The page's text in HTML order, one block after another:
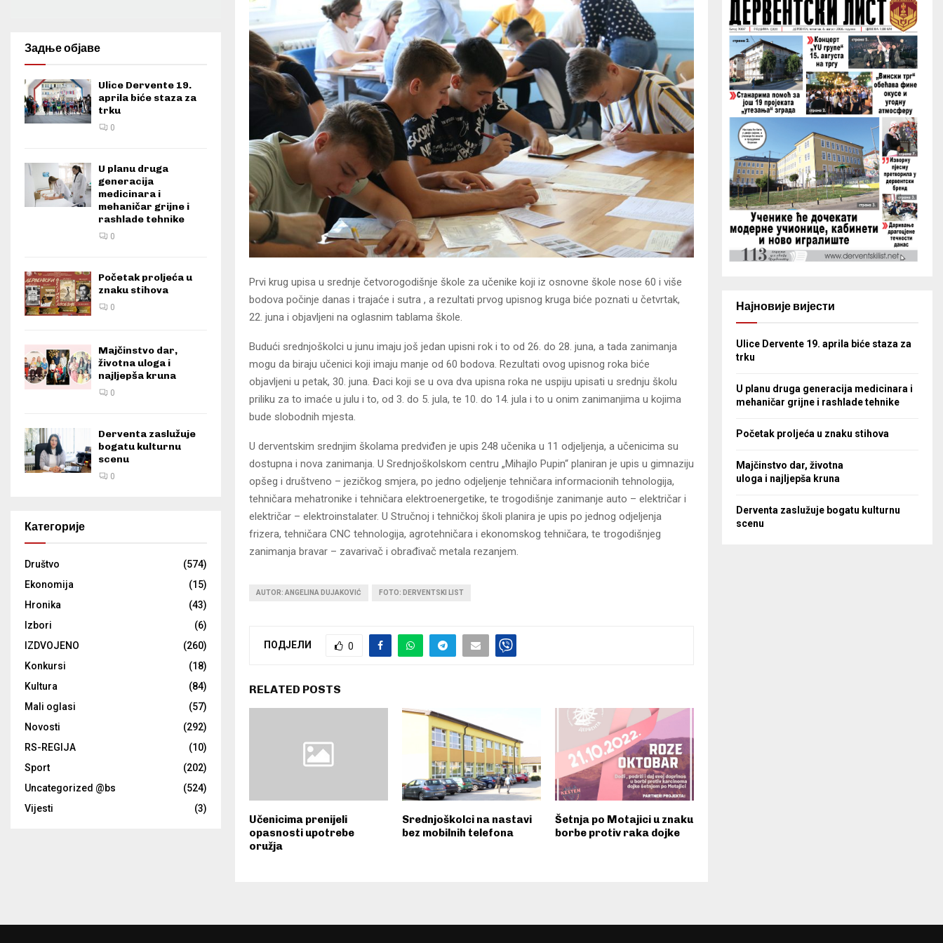
Prvi krug upisa u srednje četvorogodišnje škole za učenike koji iz osnovne škole nose 60 i više
bodova počinje danas i trajaće i sutra , a rezultati prvog upisnog kruga biće poznati u četvrtak,
22. juna i objavljeni na oglasnim tablama škole.
Budući srednjoškolci u junu imaju još jedan upisni rok i to od 26. do 28. juna, a tada zanimanja
mogu da biraju učenici koji imaju manje od 60 bodova. Rezultati ovog upisnog roka biće
objavljeni u petak, 30. juna. Đaci koji se u ova dva upisna roka ne uspiju upisati u srednju školu
priliku za to imaće u julu i to, od 3. do 5. jula, te 10. do 14. jula i to u onim zanimanjima u kojima
bude slobodnih mjesta.
U derventskim srednjim školama predviđen je upis 248 učenika u 11 odjeljenja, a učenicima su
dostupna i nova zanimanja. U Srednjoškolskom centru „Mihajlo Pupin“ planiran je upis u gimnaziju
opšeg i društveno – jezičkog smjera, po jedno odjeljenje tehničara informacionih tehnologija,
tehničara mehatronike i tehničara elektroenergetike, te trogodišnje zanimanje auto – električar i
električar – elektroinstalater. U Stručnoj i tehničkoj školi planira je upis po jednog odjeljenja
frizera, tehničara CNC tehnologija, agrotehničara i ekonomskog tehničara, te trogodišnjeg
zanimanja bravar – zavarivač i obrađivač metala rezanjem.
AUTOR: ANGELINA DUJAKOVIĆ FOTO: DERVENTSKI LIST
ПОДЈЕЛИ 0
RELATED POSTS
Učenicima prenijeli
opasnosti upotrebe
oružja
Srednjoškolci na nastavi
bez mobilnih telefona
Šetnja po Motajici u znaku
borbe protiv raka dojke
Задње објаве
Ulice Dervente 19.
aprila biće staza za
trku
0
U planu druga
generacija
medicinara i
mehaničar grijne i
rashlade tehnike
0
Početak proljeća u
znaku stihova
0
Majčinstvo dar,
životna uloga i
najljepša kruna
0
Derventa zaslužuje
bogatu kulturnu
scenu
0
Категорије
Društvo
(574)
Ekonomija
(15)
Hronika
(43)
Izbori
(6)
IZDVOJENO
(260)
Konkursi
(18)
Kultura
(84)
Mali oglasi
(57)
Novosti
(292)
RS-REGIJA
(10)
Sport
(202)
Uncategorized @bs
(524)
Vijesti
(3)
H
Најновије вијести
Ulice Dervente 19. aprila biće staza za
trku
U planu druga generacija medicinara i
mehaničar grijne i rashlade tehnike
Početak proljeća u znaku stihova
Majčinstvo dar, životna
uloga i najljepša kruna
Derventa zaslužuje bogatu kulturnu
scenu